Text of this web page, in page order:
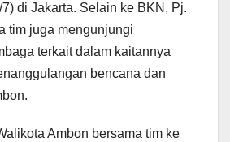
di Jakarta. Selain ke BKN, Pj.
tim juga mengunjungi
terkait dalam kaitannya
bencana dan
Ambon bersama tim ke